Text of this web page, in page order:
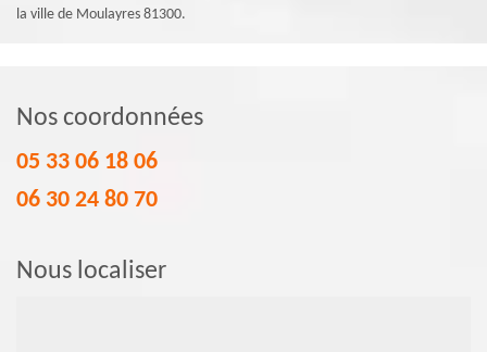
la ville de Moulayres 81300.
Nos coordonnées
05 33 06 18 06
06 30 24 80 70
Nous localiser